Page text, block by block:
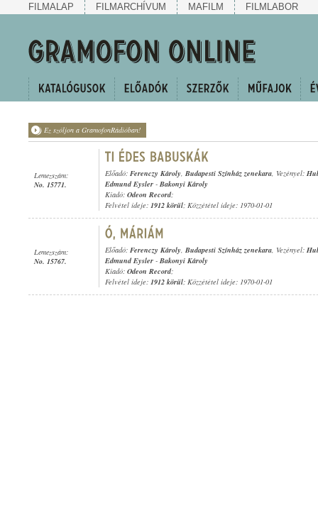
FILMALAP FILMARCHÍVUM MAFILM FILMLABOR
Ez szóljon a GramofonRádióban!
Lemezszám:
No. 15771.
Előadó: Ferenczy Károly, Budapesti Színház zenekara, Vezényel:
Edmund Eysler - Bakonyi Károly
Kiadó: Odeon Record;
Felvétel ideje: 1912 körül; Közzététel ideje: 1970-01-01
Lemezszám:
No. 15767.
Előadó: Ferenczy Károly, Budapesti Színház zenekara, Vezényel:
Edmund Eysler - Bakonyi Károly
Kiadó: Odeon Record;
Felvétel ideje: 1912 körül; Közzététel ideje: 1970-01-01